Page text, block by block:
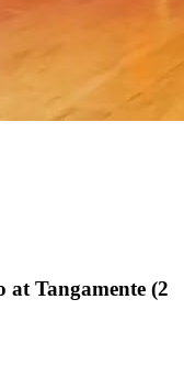
at Tangamente (2